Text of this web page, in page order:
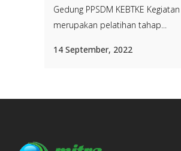
Gedung PPSDM KEBTKE
merupakan pelatihan tahap...
14 September, 2022